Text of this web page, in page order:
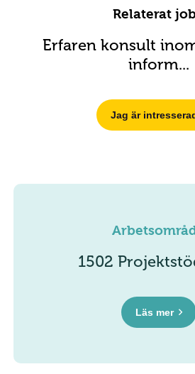
Relaterat
Erfaren konsult
inform...
Jag är
1502
Läs mer